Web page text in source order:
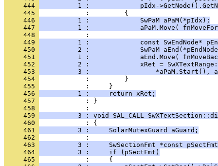
     444
1 :             pIdx-
     445
     446
          1 :             SwPaM aPaM(*pIdx);
     447
1 :             aPaM.Move(
     448
     449
1 :             const SwEndNode*
     450
2 :             SwPaM
     451
1 :             aEnd.Move(
     452
2 :             xRet =
     453
3 :                 *aPaM.Start(),
     454
     455
     456
          1 :     return xRet;
     457
            : }
     458
     459
3 : void SAL_CALL
     460
     461
          3 :     SolarMutexGuard aGuard;
     462
     463
3 :     SwSectionFmt *const
     464
          3 :     if (pSectFmt)
     465